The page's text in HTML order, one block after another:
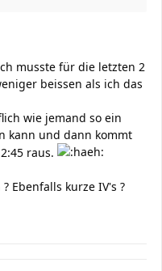
musste für die letzten 2
beissen als ich das
wie jemand so ein
kann und dann kommt
raus.
Ebenfalls kurze IV's ?